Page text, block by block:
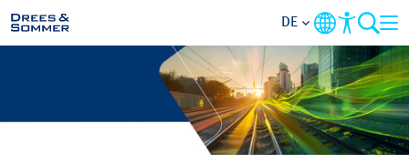
BRANCHEN
LEISTUNGEN
DE